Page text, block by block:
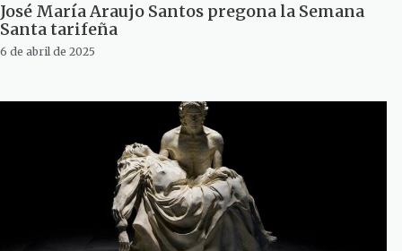
José María Araujo Santos pregona la Semana
Santa tarifeña
6 de abril de 2025